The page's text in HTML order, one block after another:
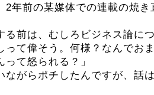
2年前の某媒体での連載の焼き
る前は、むしろビジネス論に
って偉そう。何様？なんでお
って怒られる？」
ながらポチしたんですが、話